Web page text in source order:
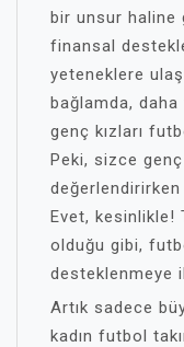
bir unsur haline
finansal
yeteneklere
bağlamda,
genç kızları
Peki, sizce
Evet, kesinlikle!
olduğu gibi,
desteklenmeye
Artık sadece
kadın futbol